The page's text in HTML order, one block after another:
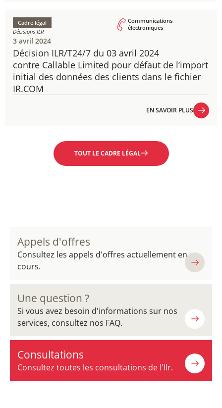
Décision ILR/T24/7 du 03 avril 2024
contre Callable Limited pour défaut de l’import
initial des données des clients dans le fichier
IR.COM
Cadre légal
Décisions ILR
Communications
électroniques
3 avril 2024
EN SAVOIR PLUS
TOUT LE CADRE LÉGAL
Appels d'offres
Consultez les appels d'offres actuellement en
cours.
Une question ?
Si vous avez besoin d'informations sur nos
services, consultez nos FAQ.
Consultations
Consultez toutes les consultations de l'Ilr.